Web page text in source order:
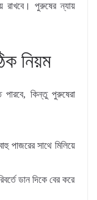
রাখবে। পুরুষের ন্যায়
নিয়ম
পারবে, কিন্তু পুরুষেরা
পাজরের সাথে মিলিয়ে
ডান দিকে বের করে